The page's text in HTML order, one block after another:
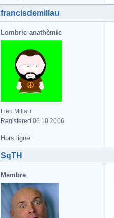
francisdemillau
Lombric anathèmic
Lieu Millau
Registered 06.10.2006
Hors ligne
SqTH
Membre